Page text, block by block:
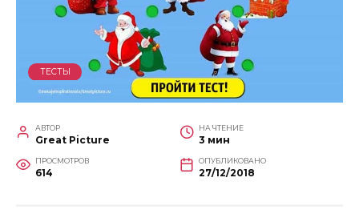
ТЕСТЫ
АВТОР
Great Picture
НА ЧТЕНИЕ
3 мин
ПРОСМОТРОВ
614
ОПУБЛИКОВАНО
27/12/2018